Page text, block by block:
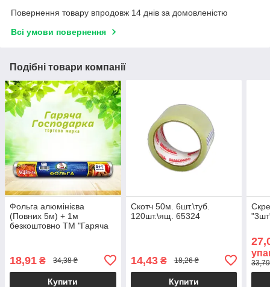
Повернення товару впродовж 14 днів за домовленістю
Всі умови повернення
Подібні товари компанії
Фольга алюмінієва
(Повних 5м) + 1м
безкоштовно ТМ "Гаряча
18,91 ₴ 34,38 ₴
Купити
Скотч 50м. 6шт.\туб.
120шт.\ящ. 65324
14,43₴ 18,26 ₴
Купити